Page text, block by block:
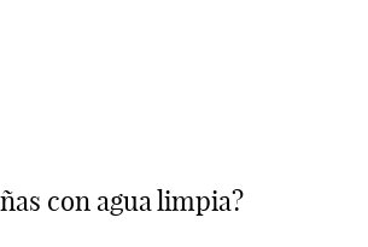
con agua limpia?